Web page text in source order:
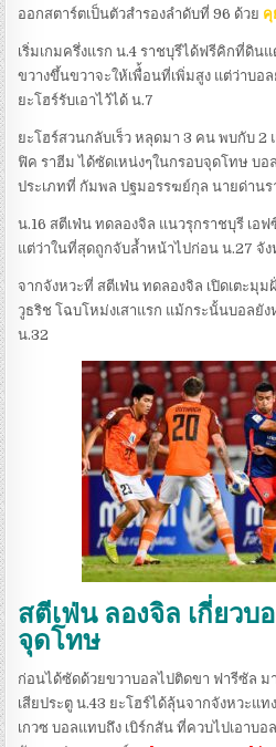
ออกสตาร์ตเป็นตัวสำรองลำดับที่ 96 ด้วย คุ
เริ่มเกมครึ่งแรก น.4 ราชบุรีได้ฟรีคิกที่ดิน
ขวางขึ้นขวาจะให้เพื่้อนที่เพิ่มสูง แต่ว่าบอ
ยะโฮร์รับเอาไว้ได้ น.7
ยะโฮร์สวนกลับเร็ว หลุดมา 3 คน พบกับ 2
ฟิค ราฮีม ได้ซัดเหน่งๆในกรอบจุดโทษ บ
ประเภทที่ กัมพล ปฐมอรรฆย์กุล นายด่าน
น.16 สตีเฟ่น ทดลองจิล แนวรุกราชบุรี เอ
แต่ว่าในที่สุดถูกจับล้ำหน้าไปก่อน น.27 จั
จากจังหวะที่ สตีเฟ่น ทดลองจิล เปิดเตะมุ
วูธริช โฉบโหม่งเสาแรก แม้กระนั้นบอลยั
น.32
สตีเฟ่น ลองจิล เกี่ยวบ
จุดโทษ
ก่อนได้ซัดด้วยขวาบอลไปติดขา ฟารีซัล ม
เสียประตู น.43 ยะโฮร์ได้ลุ้นจากจังหวะแ
เกวซ บอลแทบถึง เบิร์กสัน ที่ควบไปเอาบ